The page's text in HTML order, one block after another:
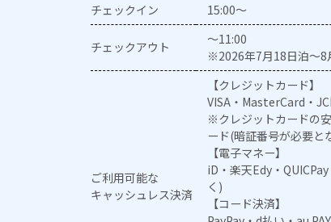
チェックイン 15:00～
チェックアウト
～11:00
※2026年7月18日泊～
ご利用可能な
キャッシュレス決済
【クレジットカード】
VISA・MasterCard・
※クレジットカードの
ード(暗証番号が必要と
【電子マネー】
iD・楽天Edy・
く)
【コード決済】